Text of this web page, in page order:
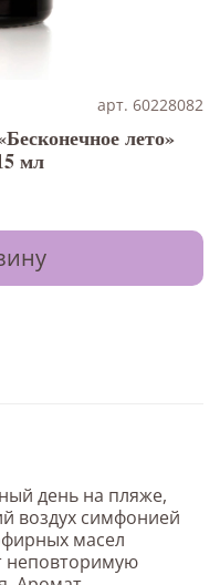
арт. 60228082
лето»
мл
день на пляже,
воздух симфонией
масел
неповторимую